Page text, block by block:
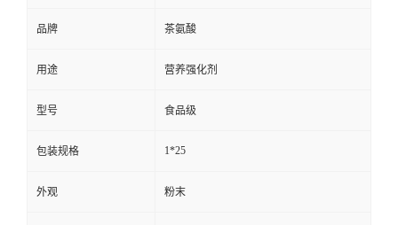
品牌 茶氨酸
用途 营养强化剂
型号 食品级
包装规格 1*25
外观 粉末